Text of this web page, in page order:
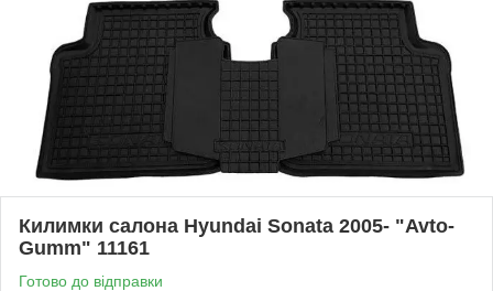
Килимки салона Hyundai Sonata 2005- "Avto-
Gumm" 11161
Готово до відправки